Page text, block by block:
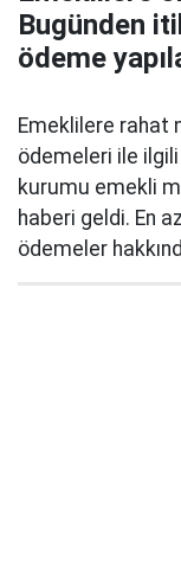
Bugünden
ödeme
Emeklilere rahat
ödemeleri ile
kurumu emekli
haberi geldi. En
ödemeler